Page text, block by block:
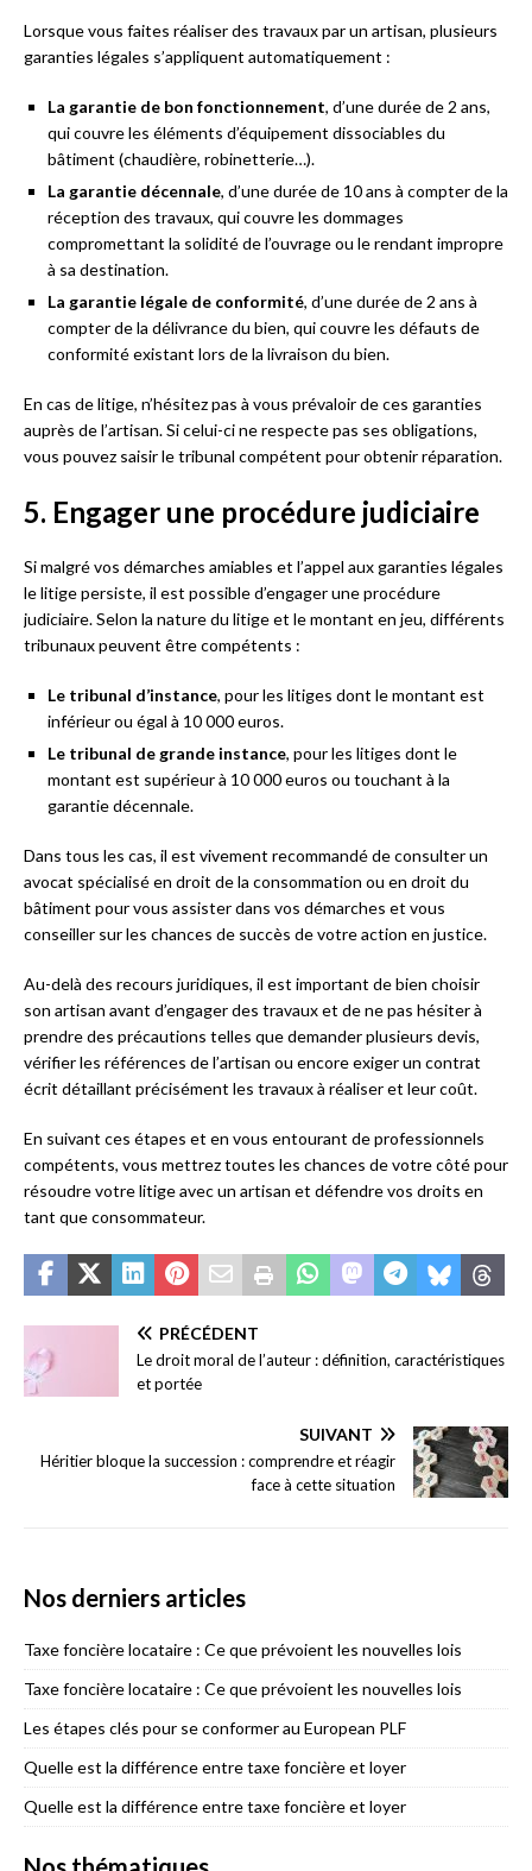
Lorsque vous faites réaliser des travaux par un artisan, plusieurs
garanties légales s’appliquent automatiquement :
La garantie de bon fonctionnement, d’une durée de 2 ans,
qui couvre les éléments d’équipement dissociables du
bâtiment (chaudière, robinetterie…).
La garantie décennale, d’une durée de 10 ans à compter de la
réception des travaux, qui couvre les dommages
compromettant la solidité de l’ouvrage ou le rendant impropre
à sa destination.
La garantie légale de conformité, d’une durée de 2 ans à
compter de la délivrance du bien, qui couvre les défauts de
conformité existant lors de la livraison du bien.
En cas de litige, n’hésitez pas à vous prévaloir de ces garanties
auprès de l’artisan. Si celui-ci ne respecte pas ses obligations,
vous pouvez saisir le tribunal compétent pour obtenir réparation.
5. Engager une procédure judiciaire
Si malgré vos démarches amiables et l’appel aux garanties légales
le litige persiste, il est possible d’engager une procédure
judiciaire. Selon la nature du litige et le montant en jeu, différents
tribunaux peuvent être compétents :
Le tribunal d’instance, pour les litiges dont le montant est
inférieur ou égal à 10 000 euros.
Le tribunal de grande instance, pour les litiges dont le
montant est supérieur à 10 000 euros ou touchant à la
garantie décennale.
Dans tous les cas, il est vivement recommandé de consulter un
avocat spécialisé en droit de la consommation ou en droit du
bâtiment pour vous assister dans vos démarches et vous
conseiller sur les chances de succès de votre action en justice.
Au-delà des recours juridiques, il est important de bien choisir
son artisan avant d’engager des travaux et de ne pas hésiter à
prendre des précautions telles que demander plusieurs devis,
vérifier les références de l’artisan ou encore exiger un contrat
écrit détaillant précisément les travaux à réaliser et leur coût.
En suivant ces étapes et en vous entourant de professionnels
compétents, vous mettrez toutes les chances de votre côté pour
résoudre votre litige avec un artisan et défendre vos droits en
tant que consommateur.
PRÉCÉDENT
Le droit moral de l’auteur : définition, caractéristiques
et portée
SUIVANT
Héritier bloque la succession : comprendre et réagir
face à cette situation
Nos derniers articles
Taxe foncière locataire : Ce que prévoient les nouvelles lois
Taxe foncière locataire : Ce que prévoient les nouvelles lois
Les étapes clés pour se conformer au European PLF
Quelle est la différence entre taxe foncière et loyer
Quelle est la différence entre taxe foncière et loyer